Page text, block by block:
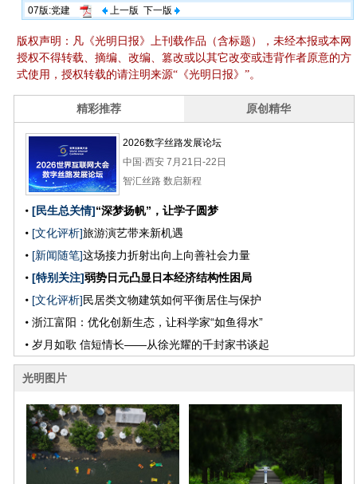
07版:党建 上一版 下一版
版权声明：凡《光明日报》上刊载作品（含标题），未经本报或本网
授权不得转载、摘编、改编、篡改或以其它改变或违背作者原意的方
式使用，授权转载的请注明来源“《光明日报》”。